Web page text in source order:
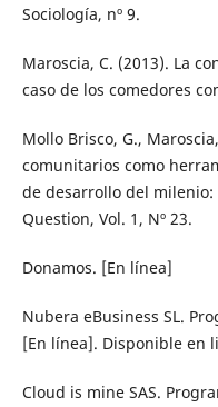
Sociología, nº 9.
Maroscia, C. (2013). La
caso de los comedores
Mollo Brisco, G.,
comunitarios como
de desarrollo del
Question, Vol. 1, Nº 23.
Donamos. [En línea]
Nubera eBusiness SL.
[En línea]. Disponible en
Cloud is mine SAS.